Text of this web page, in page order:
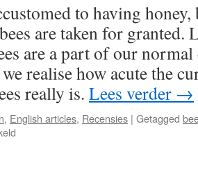
to having
are taken for granted.
are a part of our
realise how acute the
really is. Lees verder →
, English articles, Recensies | Getagged